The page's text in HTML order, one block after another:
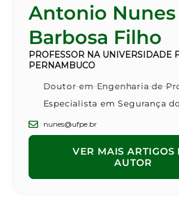
Antonio Nunes
Barbosa Filho
PROFESSOR NA UNIVERSIDADE
PERNAMBUCO
Doutor em Engenharia de
Especialista em Segurança
nunes@ufpe.br
VER MAIS ARTIGOS
AUTOR